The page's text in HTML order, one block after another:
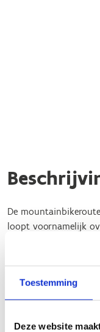
Toestemming
Deze website
De
loopt voornamelijk
Klerken naar Staden
De blauwe lus
Tap en het
De rode lus van